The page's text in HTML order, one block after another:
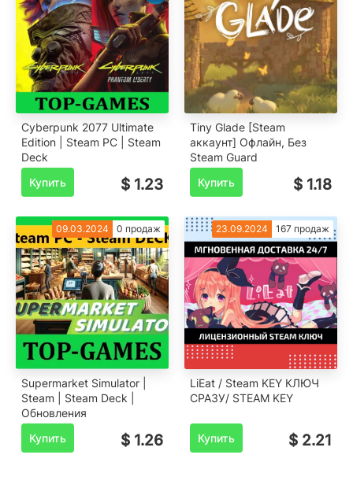
Cyberpunk 2077 Ultimate
Edition | Steam PC | Steam
Deck
Купить
$ 1.23
Tiny Glade [Steam
аккаунт] Офлайн, Без
Steam Guard
Купить
$ 1.18
09.03.2024 0 продаж
Supermarket Simulator |
Steam | Steam Deck |
Обновления
Купить
$ 1.26
23.09.2024 167 продаж
LiEat / Steam KEY КЛЮЧ
СРАЗУ/ STEAM KEY
Купить $ 2.21